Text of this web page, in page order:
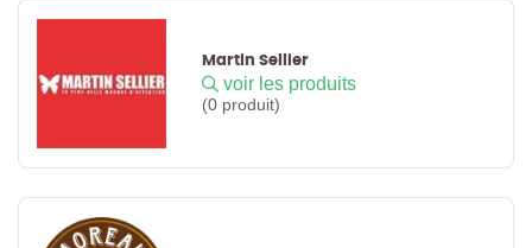
Martin Sellier
voir les produits
(0 produit)